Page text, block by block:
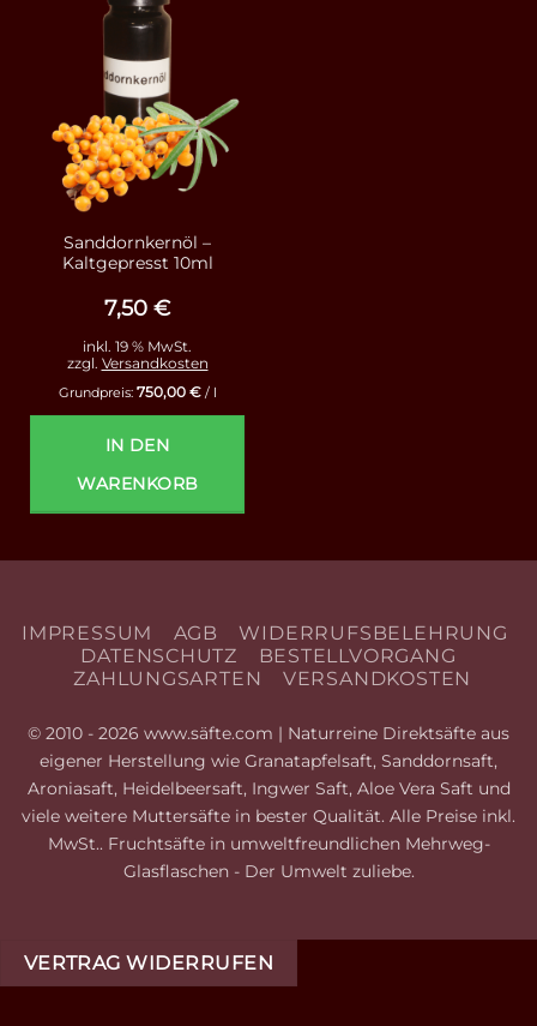
Sanddornkernöl –
Kaltgepresst 10ml
7,50 €
inkl. 19 % MwSt.
zzgl. Versandkosten
Grundpreis: 750,00 €/ l
IN DEN
WARENKORB
IMPRESSUM AGB
WIDERRUFSBELEHRUNG
DATENSCHUTZ
BESTELLVORGANG
ZAHLUNGSARTEN
VERSANDKOSTEN
© 2010 - 2026 www.säfte.com | Naturreine Direktsäfte aus
eigener Herstellung wie Granatapfelsaft, Sanddornsaft,
Aroniasaft, Heidelbeersaft, Ingwer Saft, Aloe Vera Saft und
viele weitere Muttersäfte in bester Qualität. Alle Preise inkl.
MwSt.. Fruchtsäfte in umweltfreundlichen Mehrweg-
Glasflaschen - Der Umwelt zuliebe.
VERTRAG WIDERRUFEN